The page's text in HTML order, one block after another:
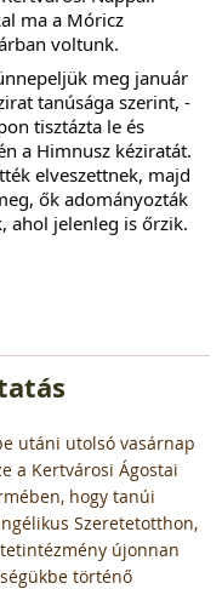
ma a Móricz
voltunk.
meg január
tanúsága szerint, -
tisztázta le és
a Himnusz kéziratát.
elveszettnek, majd
ők adományozták
ahol jelenleg is őrzik.
utáni utolsó vasárnap
a Kertvárosi Ágostai
hogy tanúi
Szeretetotthon,
újonnan
történő